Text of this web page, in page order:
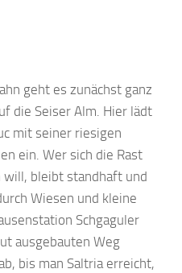
geht es zunächst ganz
die Seiser Alm. Hier lädt
mit seiner riesigen
ein. Wer sich die Rast
will, bleibt standhaft und
Wiesen und kleine
Schgaguler
ausgebauten Weg
bis man Saltria erreicht,